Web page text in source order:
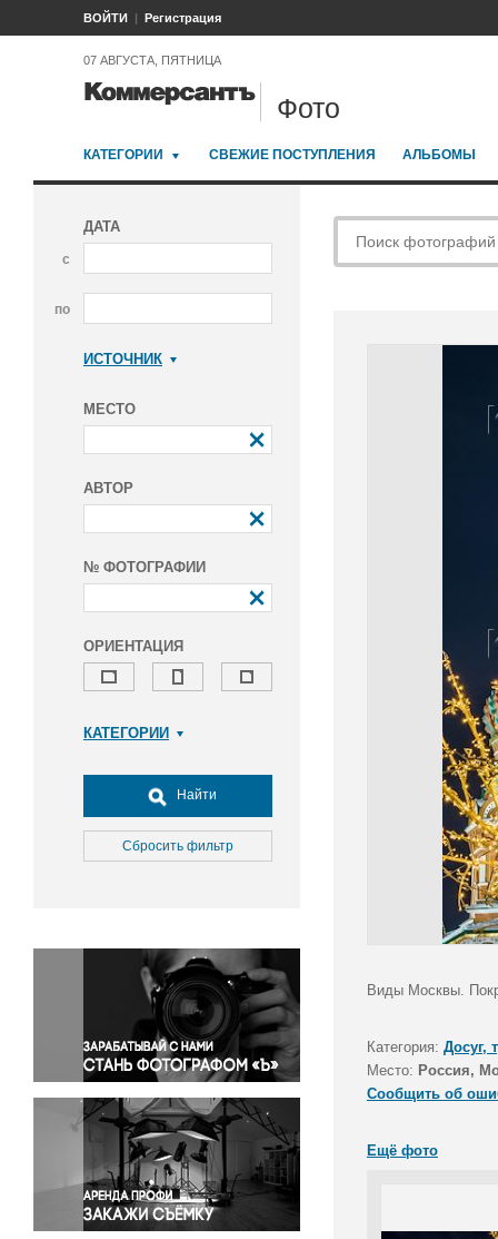
ВОЙТИ Регистрация
07 АВГУСТА, ПЯТНИЦА
Фото
КАТЕГОРИИ СВЕЖИЕ ПОСТУПЛЕНИЯ АЛЬБОМЫ
ДАТА
с
по
ИСТОЧНИК
МЕСТО
АВТОР
№ ФОТОГРАФИИ
ОРИЕНТАЦИЯ
КАТЕГОРИИ
Досуг, туризм и отдых
Культура
Медицина
Окружающая среда
Политика
Правосудие
Происшествия и конфликты
Религия
Светская жизнь
Спорт
Экология
Экономика и бизнес
Найти
Сбросить фильтр
Виды Москвы.
Категория: Досуг,
Место: Россия,
Сообщить об
Ещё фото